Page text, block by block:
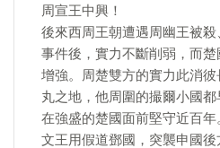
周宣王中興！
後來西周王朝遭遇周幽王被
事件後，實力不斷削弱，而
增強。周楚雙方的實力此消
丸之地，他周圍的撮爾小國
在強盛的楚國面前堅守近百
文王用假道鄧國，突襲申國